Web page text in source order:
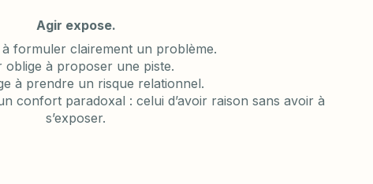
Agir expose.
formuler clairement un problème.
oblige à proposer une piste.
à prendre un risque relationnel.
confort paradoxal : celui d’avoir raison sans avoir à
s’exposer.